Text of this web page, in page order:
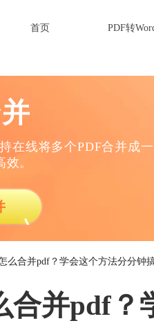
首页 PDF转
在线将多个PDF合并成
。
么合并pdf？学会这个方法分分钟
合并pdf？